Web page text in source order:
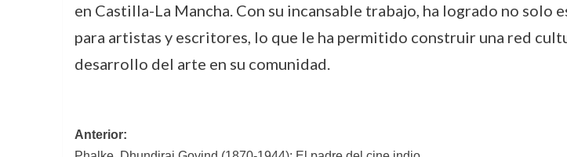
en Castilla-La Mancha. Con su incansable trabajo, ha logrado no
para artistas y escritores, lo que le ha permitido construir una red
desarrollo del arte en su comunidad.
Navegación
Anterior: